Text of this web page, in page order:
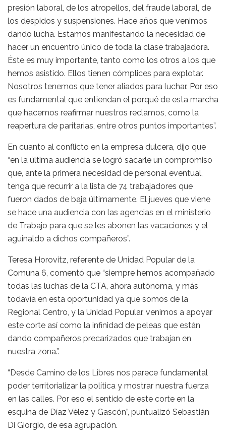
presión laboral, de los atropellos, del fraude laboral, de
los despidos y suspensiones. Hace años que venimos
dando lucha. Estamos manifestando la necesidad de
hacer un encuentro único de toda la clase trabajadora.
Éste es muy importante, tanto como los otros a los que
hemos asistido. Ellos tienen cómplices para explotar.
Nosotros tenemos que tener aliados para luchar. Por eso
es fundamental que entiendan el porqué de esta marcha
que hacemos reafirmar nuestros reclamos, como la
reapertura de paritarias, entre otros puntos importantes”.
En cuanto al conflicto en la empresa dulcera, dijo que
“en la última audiencia se logró sacarle un compromiso
que, ante la primera necesidad de personal eventual,
tenga que recurrir a la lista de 74 trabajadores que
fueron dados de baja últimamente. El jueves que viene
se hace una audiencia con las agencias en el ministerio
de Trabajo para que se les abonen las vacaciones y el
aguinaldo a dichos compañeros”.
Teresa Horovitz, referente de Unidad Popular de la
Comuna 6, comentó que “siempre hemos acompañado
todas las luchas de la CTA, ahora autónoma, y más
todavía en esta oportunidad ya que somos de la
Regional Centro, y la Unidad Popular, venimos a apoyar
este corte así como la infinidad de peleas que están
dando compañeros precarizados que trabajan en
nuestra zona.”.
“Desde Camino de los Libres nos parece fundamental
poder territorializar la política y mostrar nuestra fuerza
en las calles. Por eso el sentido de este corte en la
esquina de Díaz Vélez y Gascón”, puntualizó Sebastián
Di Giorgio, de esa agrupación.